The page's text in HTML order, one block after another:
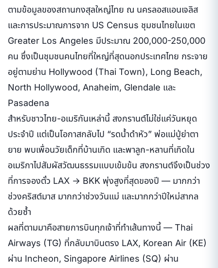
ตามข้อมูลของสถานกงสุลใหญ่ไทย ณ นครลอสแอนเจลิส
และการประมาณการจาก US Census ชุมชนไทยในเขต
Greater Los Angeles มีประมาณ 200,000-250,000
คน ซึ่งเป็นชุมชนคนไทยที่ใหญ่ที่สุดนอกประเทศไทย กระจาย
อยู่ตามย่าน Hollywood (Thai Town), Long Beach,
North Hollywood, Anaheim, Glendale และ
Pasadena
สำหรับชาวไทย-อเมริกันเหล่านี้ สงกรานต์ไม่ใช่แค่วันหยุด
ประจำปี แต่เป็นโอกาสกลับไป “รดน้ำดำหัว” พ่อแม่ปู่ย่าตา
ยาย พบเพื่อนวัยเด็กที่บ้านเกิด และพาลูก-หลานที่เกิดใน
อเมริกาไปสัมผัสวัฒนธรรมแบบเข้มข้น สงกรานต์จึงเป็นช่วง
ที่การจองตั๋ว LAX → BKK พุ่งสูงที่สุดของปี — มากกว่า
ช่วงคริสต์มาส มากกว่าช่วงวันแม่ และมากกว่าปีใหม่สากล
ด้วยซ้ำ
ผลที่ตามมาคือสายการบินทุกเจ้าที่ทำเส้นทางนี้ — Thai
Airways (TG) ที่กลับมาบินตรง LAX, Korean Air (KE)
ผ่าน Incheon, Singapore Airlines (SQ) ผ่าน